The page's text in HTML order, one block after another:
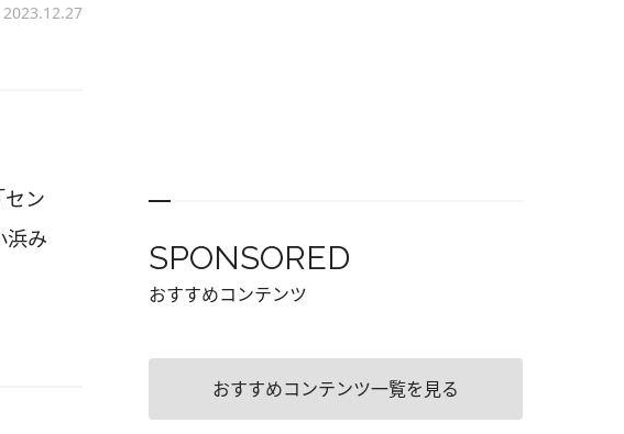
ン
浜み
SPONSORED
おすすめコンテンツ
おすすめコンテンツ一覧を見る